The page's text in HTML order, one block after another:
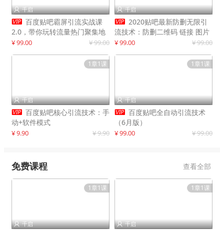
 千启
 百度贴吧霸屏引流实战课
2.0，带你玩转流量热门聚集地
¥ 99.00 ¥ 99.00
 千启
 2020贴吧最新防删无限引
流技术：防删二维码 链接 图片
制作
¥ 99.00 ¥ 99.00
1章1课
 千启
 百度贴吧核心引流技术：手
动+软件模式
¥ 9.90 ¥ 9.90
1章1课
 千启
 百度贴吧全自动引流技术
（6月版）
¥ 99.00 ¥ 99.00
免费课程 查看全部
1章1课
 千启
1章1课
 千启